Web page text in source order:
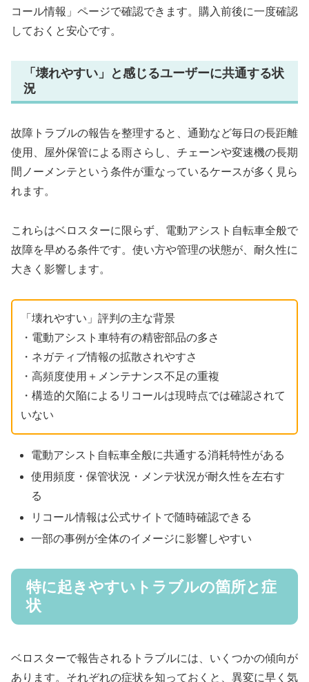
コール情報」ページで確認できます。購入前後に一度確認
しておくと安心です。
「壊れやすい」と感じるユーザーに共通する状
況
故障トラブルの報告を整理すると、通勤など毎日の長距離
使用、屋外保管による雨さらし、チェーンや変速機の長期
間ノーメンテという条件が重なっているケースが多く見ら
れます。
これらはベロスターに限らず、電動アシスト自転車全般で
故障を早める条件です。使い方や管理の状態が、耐久性に
大きく影響します。
「壊れやすい」評判の主な背景
・電動アシスト車特有の精密部品の多さ
・ネガティブ情報の拡散されやすさ
・高頻度使用＋メンテナンス不足の重複
・構造的欠陥によるリコールは現時点では確認されて
いない
電動アシスト自転車全般に共通する消耗特性がある
使用頻度・保管状況・メンテ状況が耐久性を左右す
る
リコール情報は公式サイトで随時確認できる
一部の事例が全体のイメージに影響しやすい
特に起きやすいトラブルの箇所と症
状
ベロスターで報告されるトラブルには、いくつかの傾向が
あります。それぞれの症状を知っておくと、異変に早く気